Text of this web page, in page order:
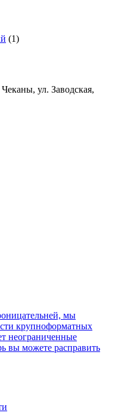
(1)
ул. Заводская,
мы
крупноформатных
неограниченные
вы можете расправить